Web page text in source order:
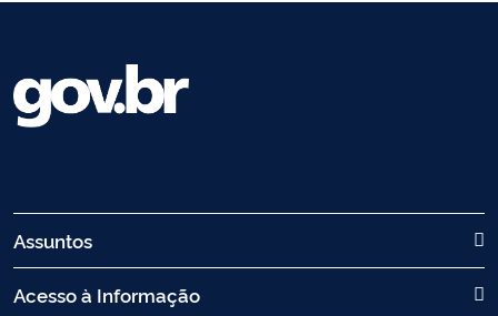
Assuntos
Acesso à Informação